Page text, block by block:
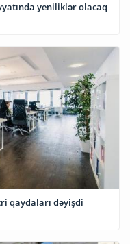
yeniliklər olacaq
qaydaları dəyişdi